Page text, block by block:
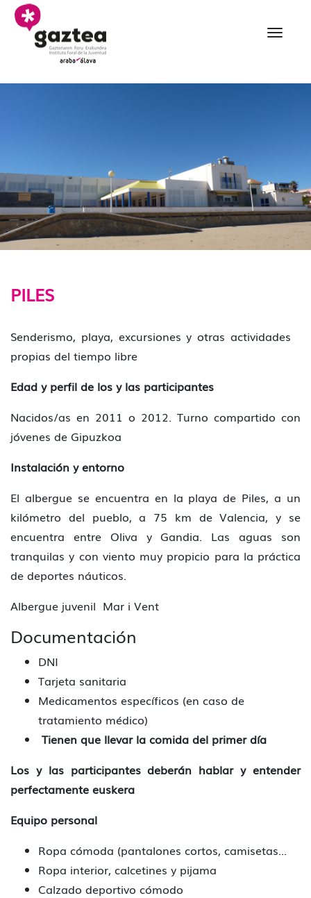
Saltar al contenido principal
PILES
Senderismo, playa, excursiones y otras actividades
propias del tiempo libre
Edad y perfil de los y las participantes
Nacidos/as en 2011 o 2012. Turno compartido con
jóvenes de Gipuzkoa
Instalación y entorno
El albergue se encuentra en la playa de Piles, a un
kilómetro del pueblo, a 75 km de Valencia, y se
encuentra entre Oliva y Gandia. Las aguas son
tranquilas y con viento muy propicio para la práctica
de deportes náuticos.
Albergue juvenil Mar i Vent
Documentación
DNI
Tarjeta sanitaria
Medicamentos específicos (en caso de
tratamiento médico)
Tienen que llevar la comida del primer día
Los y las participantes deberán hablar y entender
perfectamente euskera
Equipo personal
Ropa cómoda (pantalones cortos, camisetas...
Ropa interior, calcetines y pijama
Calzado deportivo cómodo